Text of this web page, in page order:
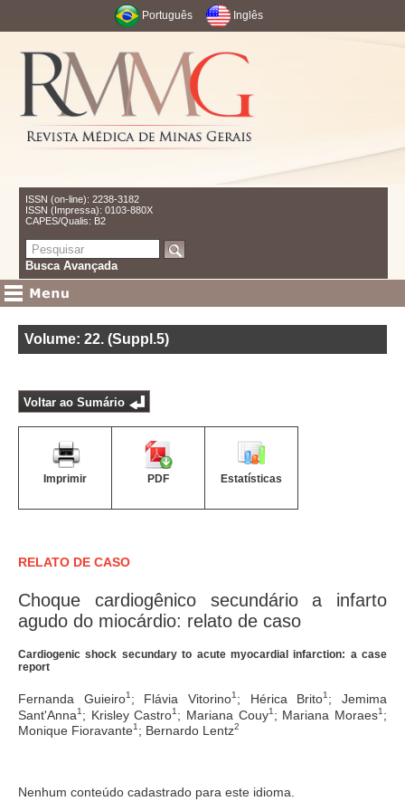
Português Inglês
ISSN (on-line): 2238-3182
ISSN (Impressa): 0103-880X
CAPES/Qualis: B2
Busca Avançada
Volume: 22. (Suppl.5)
Voltar ao Sumário
Imprimir PDF Estatísticas
RELATO DE CASO
Choque cardiogênico secundário a infarto
agudo do miocárdio: relato de caso
Cardiogenic shock secundary to acute myocardial infarction: a case
report
Fernanda Guieiro1 ; Flávia Vitorino1 ; Hérica Brito1 ; Jemima
Sant'Anna1 ; Krisley Castro1 ; Mariana Couy1 ; Mariana Moraes1 ;
Monique Fioravante1; Bernardo Lentz2
Nenhum conteúdo cadastrado para este idioma.